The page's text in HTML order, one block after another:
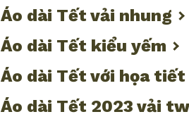
Áo dài Tết vải nhung
Áo dài Tết kiểu yếm
Áo dài Tết với họa
Áo dài Tết 2023 vải